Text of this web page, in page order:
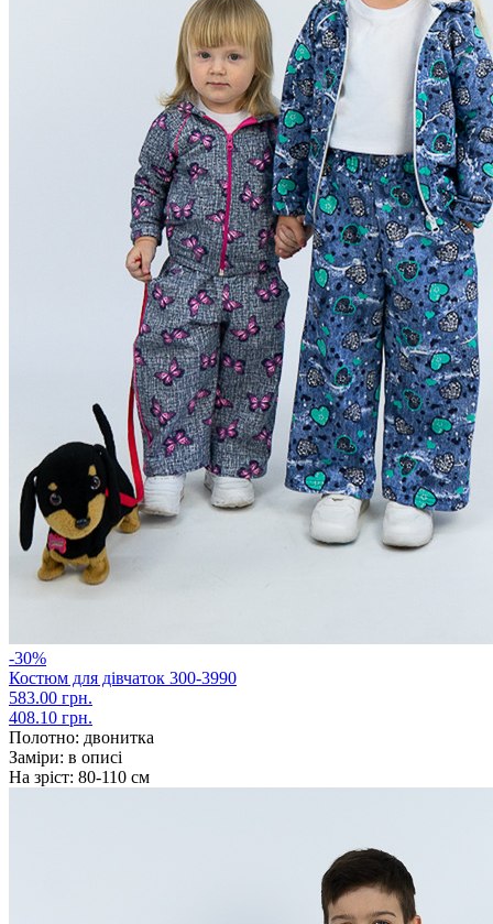
-30%
Костюм для дівчаток 300-3990
583.00 грн.
408.10 грн.
Полотно: двонитка
Заміри: в описі
На зріст: 80-110 см